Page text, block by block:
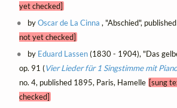
yet checked]
byOscar de La Cinna , "Abschied",
not yet checked]
by Eduard Lassen(1830 - 1904), "Das
op. 91 (Vier Lieder für 1 Singstimme mit
no. 4, published 1895, Paris, Hamelle [sung
checked]